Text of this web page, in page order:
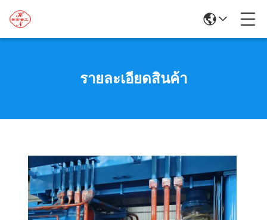
รายละเอียดสินค้า